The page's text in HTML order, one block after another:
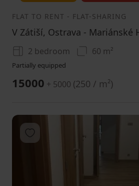
FLAT TO RENT - FLAT-SHARING
2 bedroom 60 m²
Partially equipped
15000 + 5000 (250 / m²)
Add to favorites